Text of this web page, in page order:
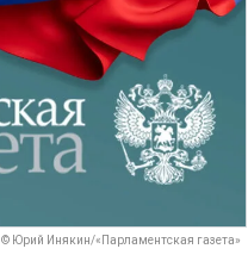
© Юрий Инякин/«Парламентская газета»